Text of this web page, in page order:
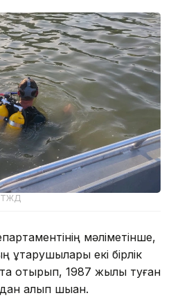
ТЖД
мәліметінше,
екі бірлік
отырып, 1987 жылы туған
алып шыққан.